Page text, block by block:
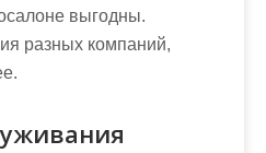
выгодны.
разных компаний,